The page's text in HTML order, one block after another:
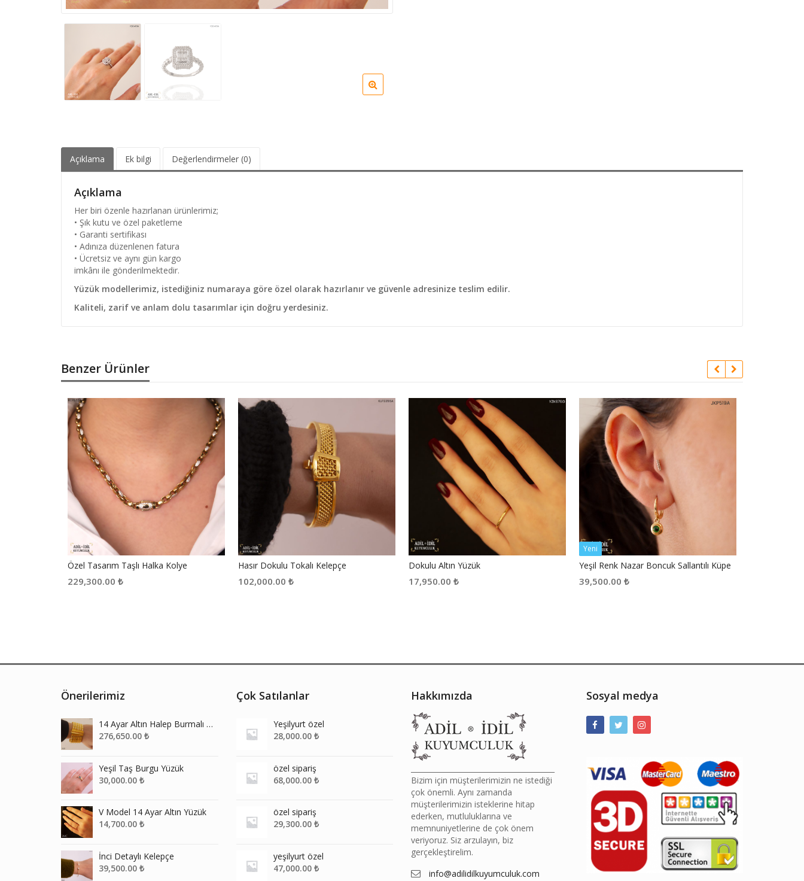
Açıklama Ek bilgi Değerlendirmeler (0)
Açıklama
Her biri özenle hazırlanan ürünlerimiz;
• Şık kutu ve özel paketleme
• Garanti sertifikası
• Adınıza düzenlenen fatura
• Ücretsiz ve aynı gün kargo
imkânı ile gönderilmektedir.
Yüzük modellerimiz, istediğiniz numaraya göre özel olarak hazırlanır ve güvenle adresinize teslim edilir.
Kaliteli, zarif ve anlam dolu tasarımlar için doğru yerdesiniz.
Benzer Ürünler
Özel Tasarım Taşlı Halka Kolye
229,300.00 ₺
Hasır Dokulu Tokalı Kelepçe
102,000.00 ₺
Dokulu Altın Yüzük
17,950.00 ₺
Yeni
Yeşil Renk Nazar Boncuk Sallantılı Küpe
39,500.00 ₺
Önerilerimiz
14 Ayar Altın Halep Burmalı Kelepçe
276,650.00 ₺
Yeşil Taş Burgu Yüzük
30,000.00 ₺
V Model 14 Ayar Altın Yüzük
14,700.00 ₺
İnci Detaylı Kelepçe
39,500.00 ₺
Çok Satılanlar
Yeşilyurt özel
28,000.00 ₺
özel sipariş
68,000.00 ₺
özel sipariş
29,300.00 ₺
yeşilyurt özel
47,000.00 ₺
Hakkımızda
Bizim için müşterilerimizin ne istediği
çok önemli. Aynı zamanda
müşterilerimizin isteklerine hitap
ederken, mutluluklarına ve
memnuniyetlerine de çok önem
veriyoruz. Siz arzulayın, biz
gerçekleştirelim.
info@adilidilkuyumculuk.com
Sosyal medya